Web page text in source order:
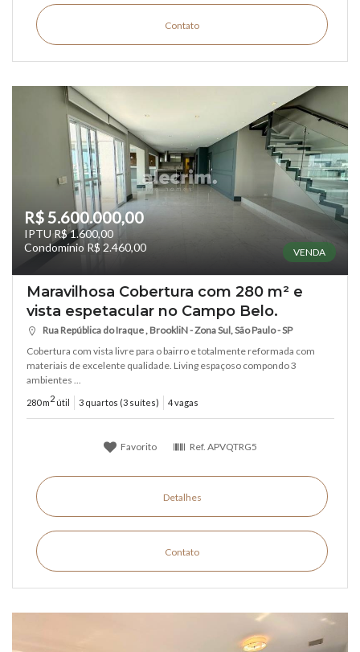
Contato
R$ 5.600.000,00
IPTU R$ 1.600,00
Condomínio R$ 2.460,00
VENDA
Maravilhosa Cobertura com 280 m² e
vista espetacular no Campo Belo.
Rua República do Iraque , BrookliN - Zona Sul, São Paulo - SP
Cobertura com vista livre para o bairro e totalmente reformada com
materiais de excelente qualidade. Living espaçoso compondo 3
ambientes ...
280 m2 útil 3 quartos (3 suítes) 4 vagas
Favorito Ref. APVQTRG5
Detalhes
Contato